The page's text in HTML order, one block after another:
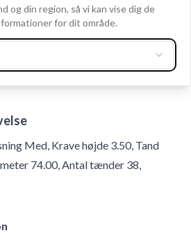
Med, Krave højde 3.50, Tand
74.00, Antal tænder 38,
og din region, så vi kan vise dig de
for dit område.